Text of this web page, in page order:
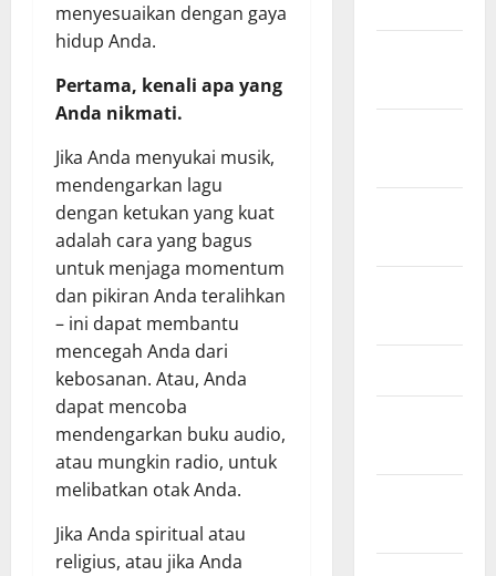
menyesuaikan dengan gaya
hidup Anda.
Pertama, kenali apa yang
Anda nikmati.
Jika Anda menyukai musik,
mendengarkan lagu
dengan ketukan yang kuat
adalah cara yang bagus
untuk menjaga momentum
dan pikiran Anda teralihkan
– ini dapat membantu
mencegah Anda dari
kebosanan. Atau, Anda
dapat mencoba
mendengarkan buku audio,
atau mungkin radio, untuk
melibatkan otak Anda.
Jika Anda spiritual atau
religius, atau jika Anda